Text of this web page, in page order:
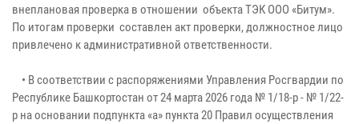
внеплановая проверка в отношении объекта ТЭК ООО «Битум».
По итогам проверки составлен акт проверки, должностное лицо
привлечено к административной ответственности.
• В соответствии с распоряжениями Управления Росгвардии по
Республике Башкортостан от 24 марта 2026 года № 1/18-р - № 1/22-
р на основании подпункта «а» пункта 20 Правил осуществления